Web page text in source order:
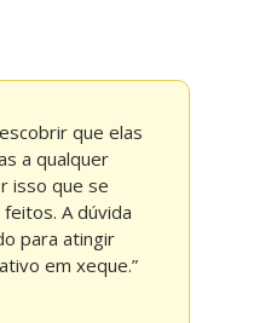
que elas
a qualquer
isso que se
A dúvida
para atingir
em xeque.”